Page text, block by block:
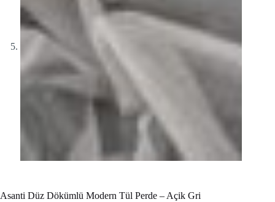
Asanti Düz Dökümlü Modern Tül Perde – Açik Gri